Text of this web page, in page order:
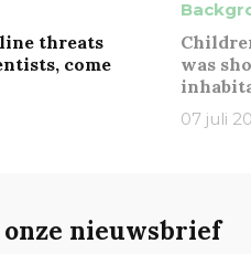
threats
come
was
07 juli
nieuwsbrief